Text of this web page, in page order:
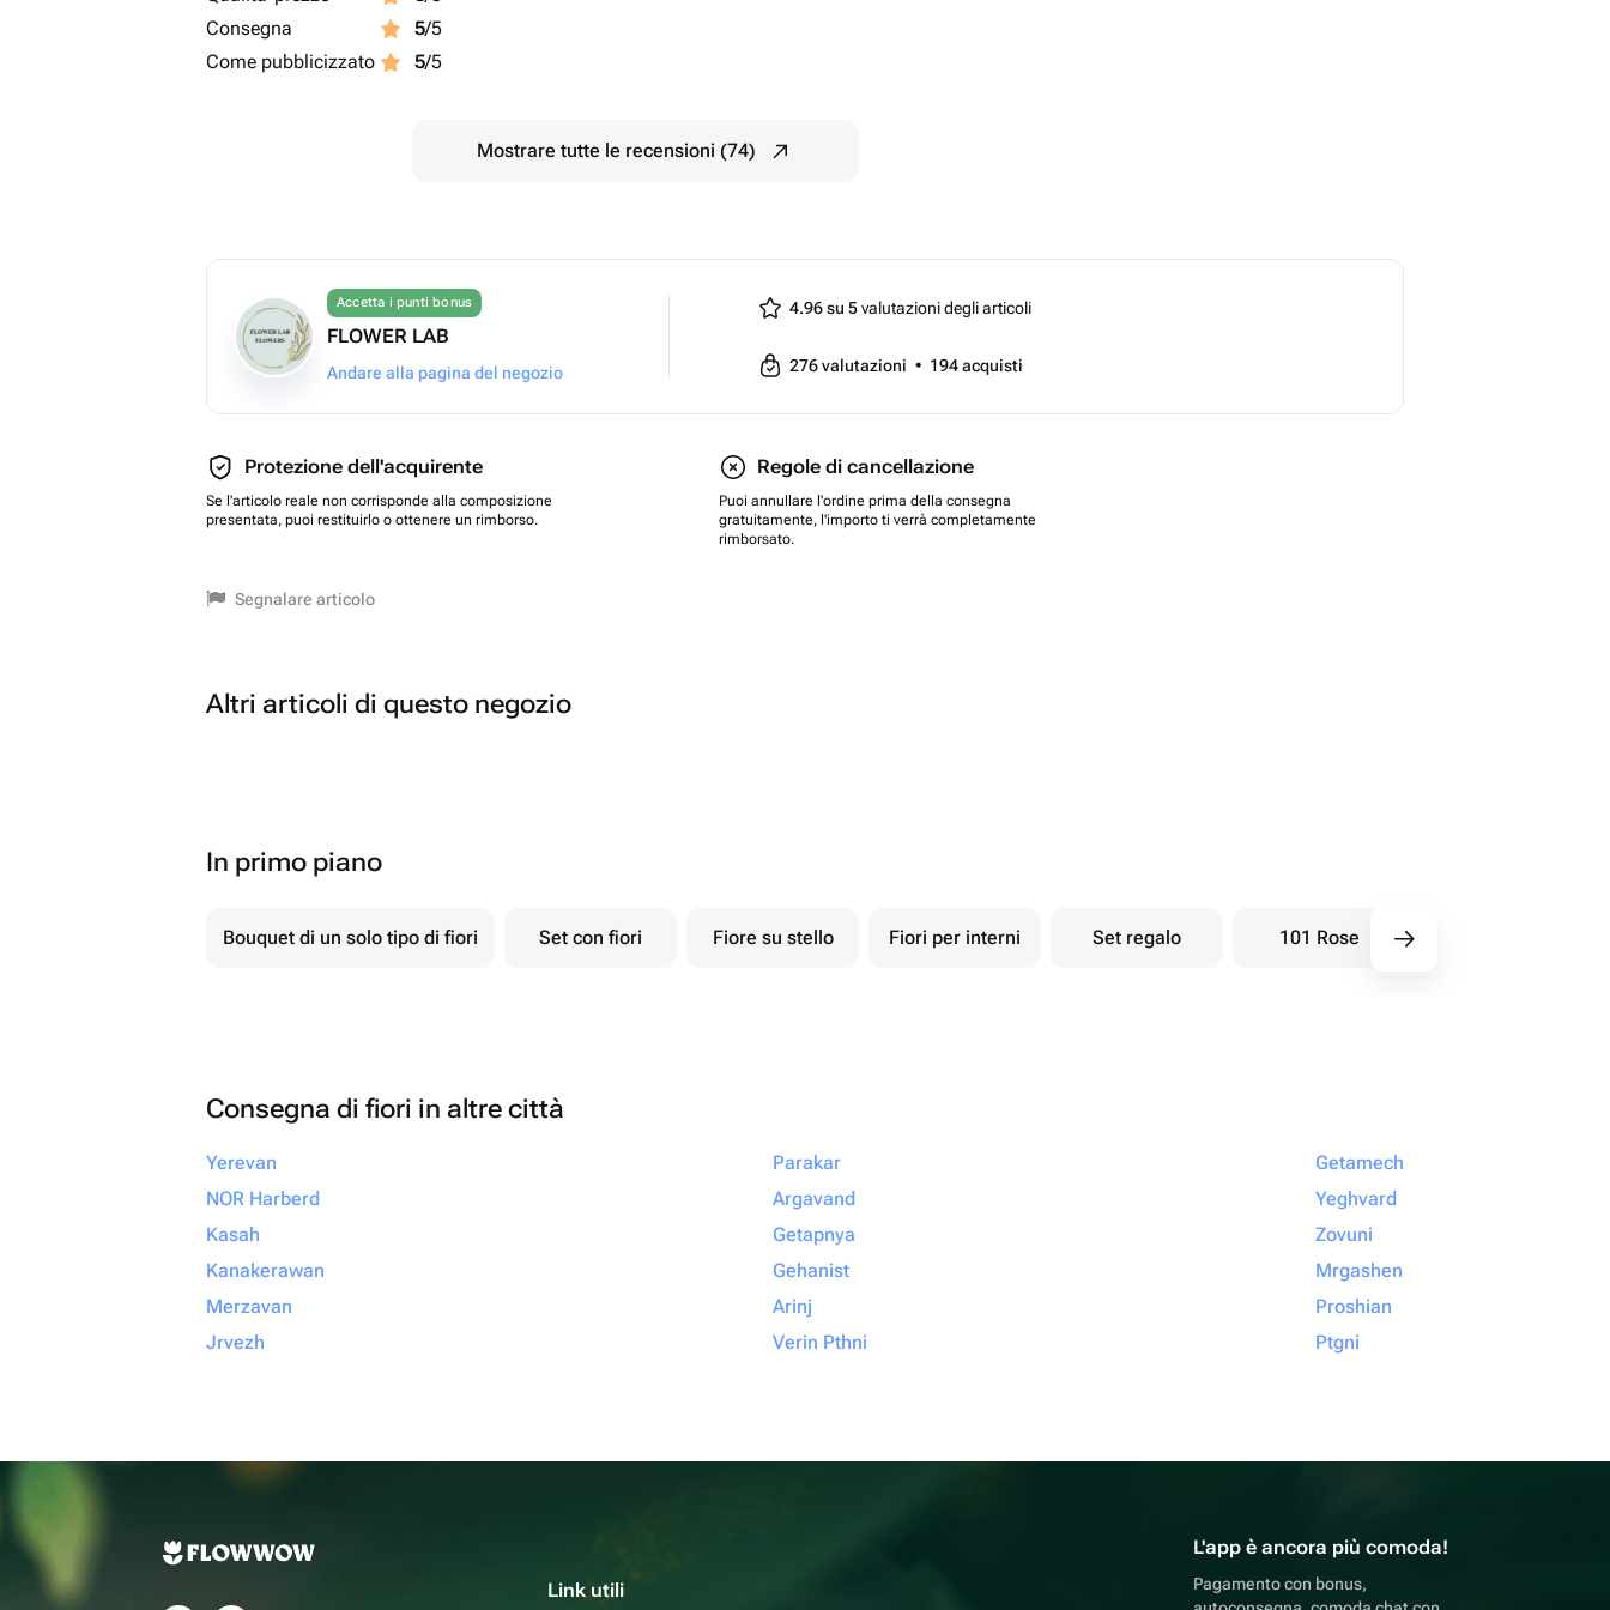
Consegna
5/5
Come pubblicizzato
5/5
Mostrare tutte le recensioni (74)
Accetta i punti bonus
FLOWER LAB
Andare alla pagina del negozio
4.96 su 5valutazioni degli articoli
276valutazioni • 194acquisti
Protezione dell'acquirente
Se l'articolo reale non corrisponde alla composizione
presentata, puoi restituirlo o ottenere un rimborso.
Regole di cancellazione
Puoi annullare l'ordine prima della consegna
gratuitamente, l'importo ti verrà completamente
rimborsato.
Segnalare articolo
Altri articoli di questo negozio
In primo piano
Bouquet di un solo tipo di fiori Set con fiori Fiore su stello Fiori per interni Set regalo 101 Rose
Consegna di fiori in altre città
Yerevan
NOR Harberd
Kasah
Kanakerawan
Merzavan
Jrvezh
Parakar
Argavand
Getapnya
Gehanist
Arinj
Verin Pthni
Getamech
Yeghvard
Zovuni
Mrgashen
Proshian
Ptgni
Link utili
L'app è ancora più comoda!
Pagamento con bonus,